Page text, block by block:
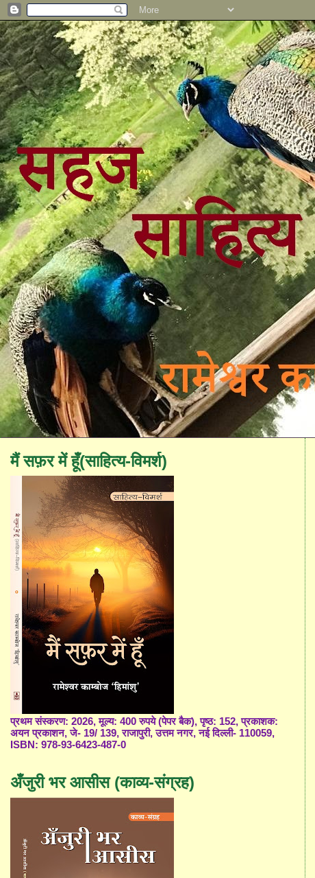
मैं सफ़र में हूँ(साहित्य-विमर्श)
प्रथम संस्करण: 2026, मूल्य: 400 रुपये (पेपर बैक), पृष्ठ: 152, प्रकाशक:
अयन प्रकाशन, जे- 19/ 139, राजापुरी, उत्तम नगर, नई दिल्ली- 110059,
ISBN: 978-93-6423-487-0
अँजुरी भर आसीस (काव्य-संग्रह)